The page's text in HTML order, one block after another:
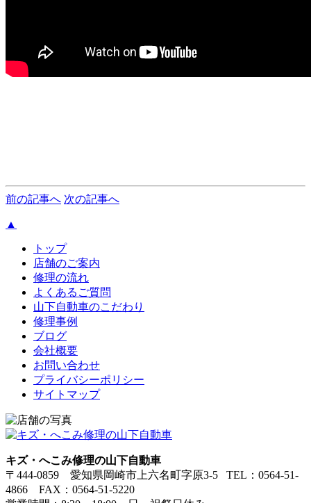
前の記事へ 次の記事へ
▲
トップ
店舗のご案内
修理の流れ
よくあるご質問
山下自動車のこだわり
修理事例
ブログ
会社概要
お問い合わせ
プライバシーポリシー
サイトマップ
キズ・へこみ修理の山下自動車
〒444-0859 愛知県岡崎市上六名町字原3-5 TEL：0564-51-
4866 FAX：0564-51-5220